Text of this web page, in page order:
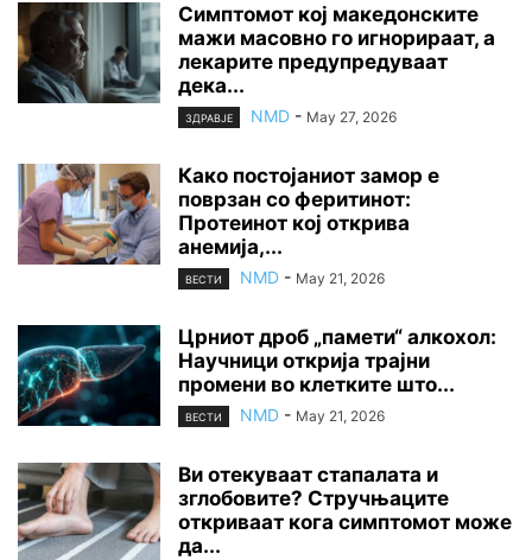
Симптомот кој македонските
мажи масовно го игнорираат, а
лекарите предупредуваат
дека...
ЗДРАВЈЕ NMD - May 27, 2026
Како постојаниот замор е
поврзан со феритинот:
Протеинот кој открива
анемија,...
ВЕСТИ NMD - May 21, 2026
Црниот дроб „памети“ алкохол:
Научници открија трајни
промени во клетките што...
ВЕСТИ NMD - May 21, 2026
Ви отекуваат стапалата и
зглобовите? Стручњаците
откриваат кога симптомот може
да...